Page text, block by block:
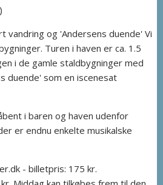
vandring og 'Andersens duende' Vi
Turen i haven er ca. 1.5
i de gamle staldbygninger med
duende' som en iscenesat
i baren og haven udenfor
er endnu enkelte musikalske
- billetpris: 175 kr.